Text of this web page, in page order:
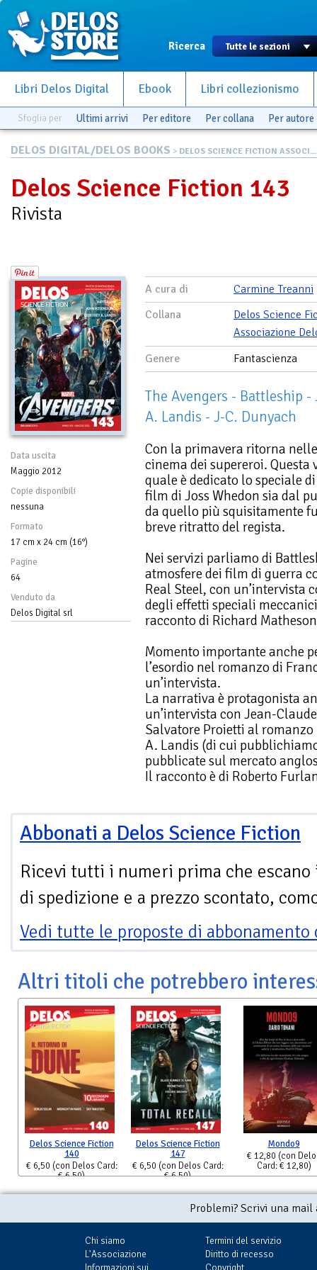
Ricerca
Libri Delos Digital Ebook Libri collezionismo
Sfoglia per Ultimi arrivi Per editore Per collana Per autore
DELOS DIGITAL/DELOS BOOKS > DELOS SCIENCE FICTION ASSOCI...
Delos Science Fiction 143
Rivista
Data uscita
Maggio 2012
Copie disponibili
nessuna
Formato
17 cm x 24 cm (16°)
Pagine
64
Venduto da
Delos Digital srl
A cura di
Carmine Treanni
Collana
Delos Science
Associazione
Genere
Fantascienza
The Avengers - Battleship
A. Landis - J-C. Dunyach
Con la primavera ritorna
cinema dei supereroi. Questa
quale è dedicato lo speciale
film di Joss Whedon sia dal
da quello più squisitamente
breve ritratto del regista.
Nei servizi parliamo di
atmosfere dei film di guerra
Real Steel, con un’intervista
degli effetti speciali
racconto di Richard
Momento importante anche
l’esordio nel romanzo di
un’intervista.
La narrativa è protagonista
un’intervista con Jean-
Salvatore Proietti al
A. Landis (di cui
pubblicate sul mercato
Il racconto è di Roberto
Abbonati a Delos Science Fiction
Ricevi tutti i numeri prima che escano
di spedizione e a prezzo scontato,
Vedi tutte le proposte di
Altri titoli che potrebbero
Delos Science Fiction
140
€ 6,50 (con Delos Card:
€ 6,50)
Delos Science Fiction
147
€ 6,50 (con Delos Card:
€ 6,50)
Mondo9
€ 12,80 (con
Card: € 12,80)
Problemi? Scrivi una
Chi siamo
L'Associazione
Informazioni sui
Termini del servizio
Diritto di recesso
Copyright